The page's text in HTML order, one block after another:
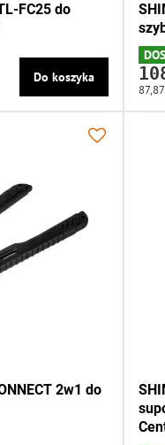
FC25 do
Do koszyka
2w1 do